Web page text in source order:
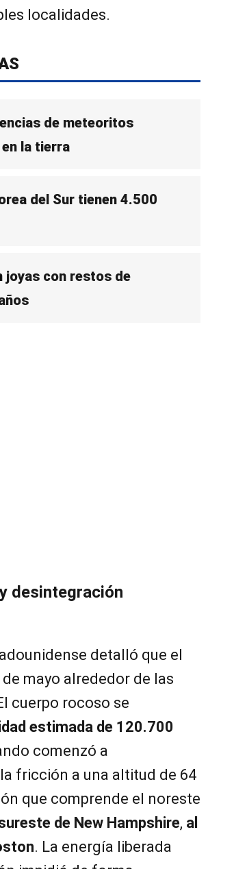
localidades.
de meteoritos
la tierra
del Sur tienen 4.500
joyas con restos de
desintegración
detalló que el
mayo alrededor de las
cuerpo rocoso se
estimada de 120.700
comenzó a
fricción a una altitud de 64
que comprende el noreste
de New Hampshire, al
. La energía liberada